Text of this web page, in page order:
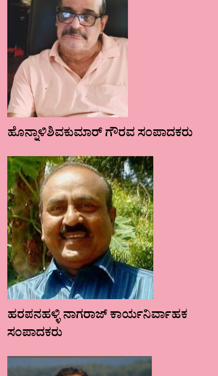
ಹೊನ್ನಾಳಿಶಿವಕುಮಾರ್ ಗೌರವ ಸಂಪಾದಕರು
ಹರಪನಹಳ್ಳಿ ನಾಗರಾಜ್ ಕಾರ್ಯನಿರ್ವಾಹಕ
ಸಂಪಾದಕರು